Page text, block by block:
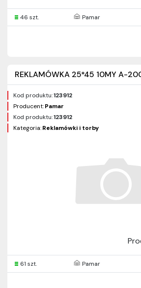
46 szt. Pamar
REKLAMÓWKA 25*45 10MY A-
Kod produktu:123912
Producent:Pamar
Kod produktu:123912
Kategoria:Reklamówki i torby
61 szt. Pamar